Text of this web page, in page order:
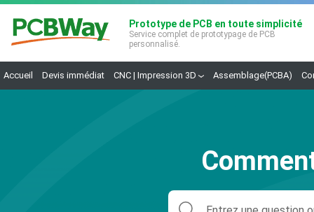
Prototype de PCB en toute simplicité
Service complet de prototypage de PCB
personnalisé.
Accueil Devis immédiat CNC | Impression 3D Assemblage(PCBA)